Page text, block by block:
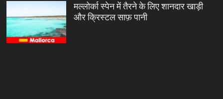
मल्लोर्का स्पेन में तैरने के लिए शानदार खाड़ी
और क्रिस्टल साफ़ पानी